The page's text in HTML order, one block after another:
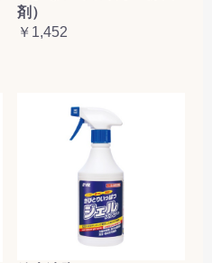
剤）
￥1,452